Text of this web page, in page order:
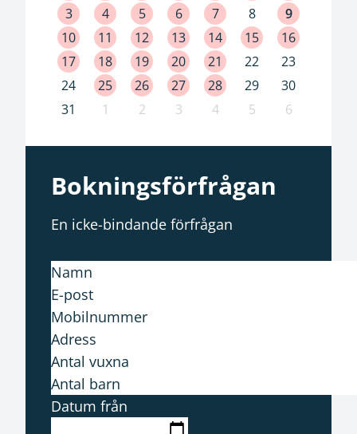
3
4 5 6 7 8
9
10
11 12 13 14 15
16
17
18 19 20 21 22
23
24
25 26 27 28 29
30
31
1 2 3 4 5 6
Bokningsförfrågan
En icke-bindande förfrågan
Datum från